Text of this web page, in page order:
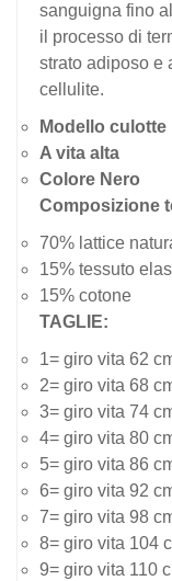
sanguigna fino
il processo di
strato adiposo e
cellulite.
Modello culotte
A vita alta
Colore Nero
Composizione
70% lattice
15% tessuto
15% cotone
TAGLIE:
1= giro vita 62
2= giro vita 68
3= giro vita 74
4= giro vita 80
5= giro vita 86
6= giro vita 92
7= giro vita 98
8= giro vita 104
9= giro vita 110